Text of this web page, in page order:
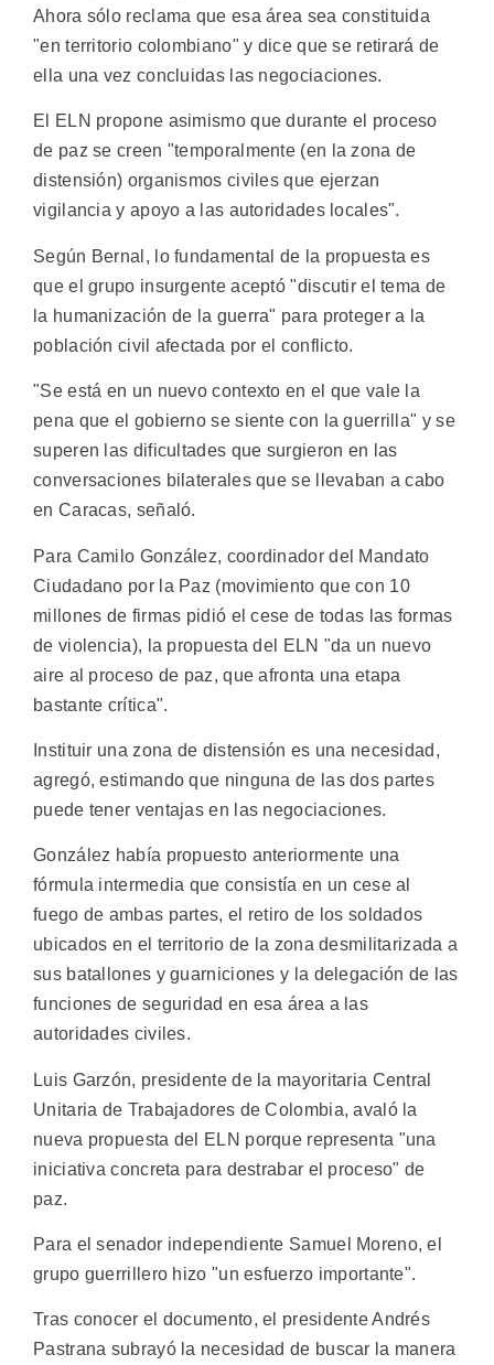
Ahora sólo reclama que esa área sea constituida
"en territorio colombiano" y dice que se retirará de
ella una vez concluidas las negociaciones.
El ELN propone asimismo que durante el proceso
de paz se creen "temporalmente (en la zona de
distensión) organismos civiles que ejerzan
vigilancia y apoyo a las autoridades locales".
Según Bernal, lo fundamental de la propuesta es
que el grupo insurgente aceptó "discutir el tema de
la humanización de la guerra" para proteger a la
población civil afectada por el conflicto.
"Se está en un nuevo contexto en el que vale la
pena que el gobierno se siente con la guerrilla" y se
superen las dificultades que surgieron en las
conversaciones bilaterales que se llevaban a cabo
en Caracas, señaló.
Para Camilo González, coordinador del Mandato
Ciudadano por la Paz (movimiento que con 10
millones de firmas pidió el cese de todas las formas
de violencia), la propuesta del ELN "da un nuevo
aire al proceso de paz, que afronta una etapa
bastante crítica".
Instituir una zona de distensión es una necesidad,
agregó, estimando que ninguna de las dos partes
puede tener ventajas en las negociaciones.
González había propuesto anteriormente una
fórmula intermedia que consistía en un cese al
fuego de ambas partes, el retiro de los soldados
ubicados en el territorio de la zona desmilitarizada a
sus batallones y guarniciones y la delegación de las
funciones de seguridad en esa área a las
autoridades civiles.
Luis Garzón, presidente de la mayoritaria Central
Unitaria de Trabajadores de Colombia, avaló la
nueva propuesta del ELN porque representa "una
iniciativa concreta para destrabar el proceso" de
paz.
Para el senador independiente Samuel Moreno, el
grupo guerrillero hizo "un esfuerzo importante".
Tras conocer el documento, el presidente Andrés
Pastrana subrayó la necesidad de buscar la manera